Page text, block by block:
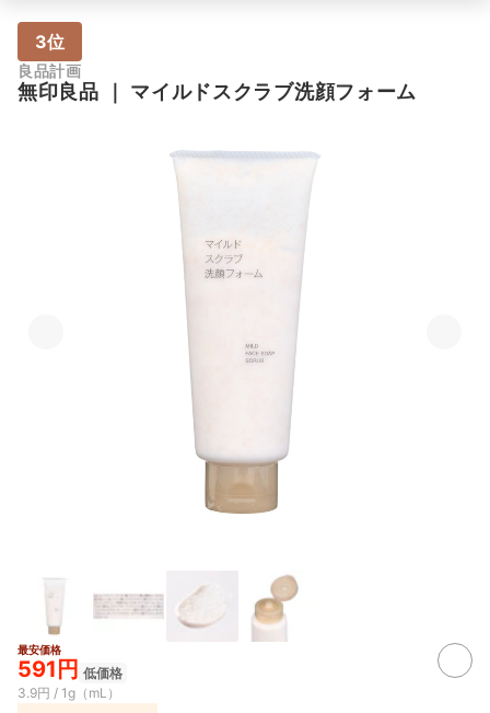
3位
良品計画
無印良品 マイルドスクラブ洗顔フォーム
最安価格
591円 低価格
3.9円 / 1g（mL）